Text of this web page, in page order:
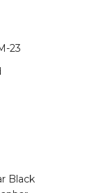
23
Black